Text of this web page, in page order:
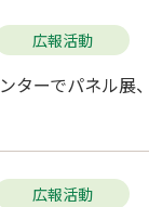
広報活動
ターでパネル展
広報活動